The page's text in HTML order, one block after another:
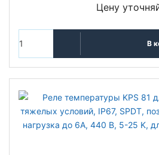
Цену
В